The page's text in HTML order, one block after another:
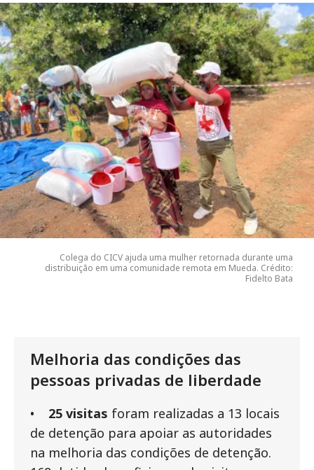
Colega do CICV ajuda uma mulher retornada durante uma
distribuição em uma comunidade remota em Mueda. Crédito:
Fidelto Bata
Melhoria das condições das
pessoas privadas de liberdade
• 25 visitas foram realizadas a 13 locais
de detenção para apoiar as autoridades
na melhoria das condições de detenção.